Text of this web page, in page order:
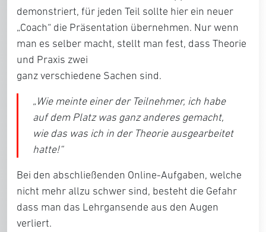
demonstriert, für jeden Teil sollte hier ein neuer
„Coach“ die Präsentation übernehmen. Nur wenn
man es selber macht, stellt man fest, dass Theorie
und Praxis zwei
ganz verschiedene Sachen sind.
„Wie meinte einer der Teilnehmer, ich habe
auf dem Platz was ganz anderes gemacht,
wie das was ich in der Theorie ausgearbeitet
hatte!“
Bei den abschließenden Online-Aufgaben, welche
nicht mehr allzu schwer sind, besteht die Gefahr
dass man das Lehrgansende aus den Augen
verliert.